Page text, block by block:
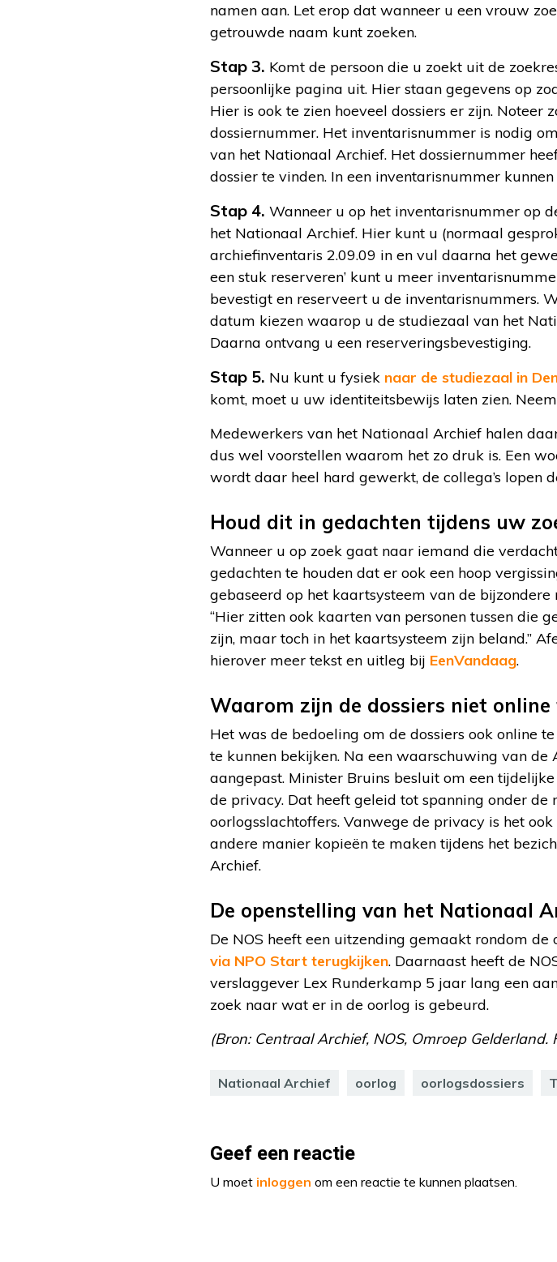
namen aan. Let erop dat wanneer u een vrouw
getrouwde naam kunt zoeken.
Stap 3. Komt de persoon die u zoekt uit de
persoonlijke pagina uit. Hier staan gegevens op
Hier is ook te zien hoeveel dossiers er zijn.
dossiernummer. Het inventarisnummer is nodig
van het Nationaal Archief. Het dossiernummer
dossier te vinden. In een inventarisnummer
Stap 4. Wanneer u op het inventarisnummer op
het Nationaal Archief. Hier kunt u (normaal
archiefinventaris 2.09.09 in en vul daarna het
een stuk reserveren’ kunt u meer
bevestigt en reserveert u de inventarisnummers.
datum kiezen waarop u de studiezaal van het
Daarna ontvang u een reserveringsbevestiging.
Stap 5. Nu kunt u fysiek naar de studiezaal in
komt, moet u uw identiteitsbewijs laten zien.
Medewerkers van het Nationaal Archief halen
dus wel voorstellen waarom het zo druk is. Een
wordt daar heel hard gewerkt, de collega’s lopen
Houd dit in gedachten tijdens uw
Wanneer u op zoek gaat naar iemand die
gedachten te houden dat er ook een hoop
gebaseerd op het kaartsysteem van de bijzondere
“Hier zitten ook kaarten van personen tussen die
zijn, maar toch in het kaartsysteem zijn beland.”
hierover meer tekst en uitleg bij EenVandaag.
Waarom zijn de dossiers niet online
Het was de bedoeling om de dossiers ook online
te kunnen bekijken. Na een waarschuwing van de
aangepast. Minister Bruins besluit om een
de privacy. Dat heeft geleid tot spanning onder
oorlogsslachtoffers. Vanwege de privacy is het
andere manier kopieën te maken tijdens het
Archief.
De openstelling van het Nationaal
De NOS heeft een uitzending gemaakt rondom
via NPO Start terugkijken. Daarnaast heeft de
verslaggever Lex Runderkamp 5 jaar lang een
zoek naar wat er in de oorlog is gebeurd.
(Bron: Centraal Archief, NOS, Omroep Gelderland.
Nationaal Archief oorlog oorlogsdossiers
Geef een reactie
U moet inloggen om een reactie te kunnen plaatsen.